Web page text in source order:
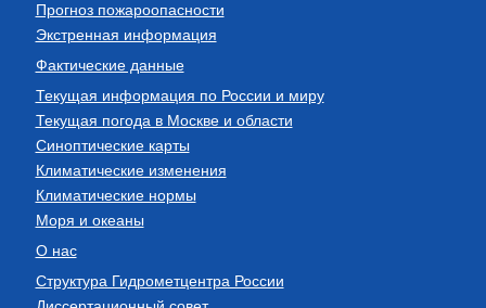
Прогноз пожароопасности
Экстренная информация
Фактические данные
Текущая информация по России и миру
Текущая погода в Москве и области
Синоптические карты
Климатические изменения
Климатические нормы
Моря и океаны
О нас
Структура Гидрометцентра России